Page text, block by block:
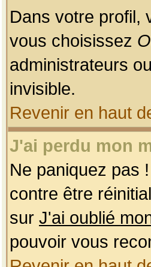
Dans votre profil,
vous choisissez
administrateurs
invisible.
Revenir en haut
J'ai perdu mon
Ne paniquez pas
contre être
sur J'ai oublié
pouvoir vous